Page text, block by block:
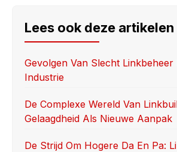
e
b
o
o
k
o
d
o
n
e
Lees ook deze artikelen
Gevolgen Van Slecht Linkbeheer
Industrie
De Complexe Wereld Van
Gelaagdheid Als Nieuwe Aanpak
De Strijd Om Hogere Da En Pa: